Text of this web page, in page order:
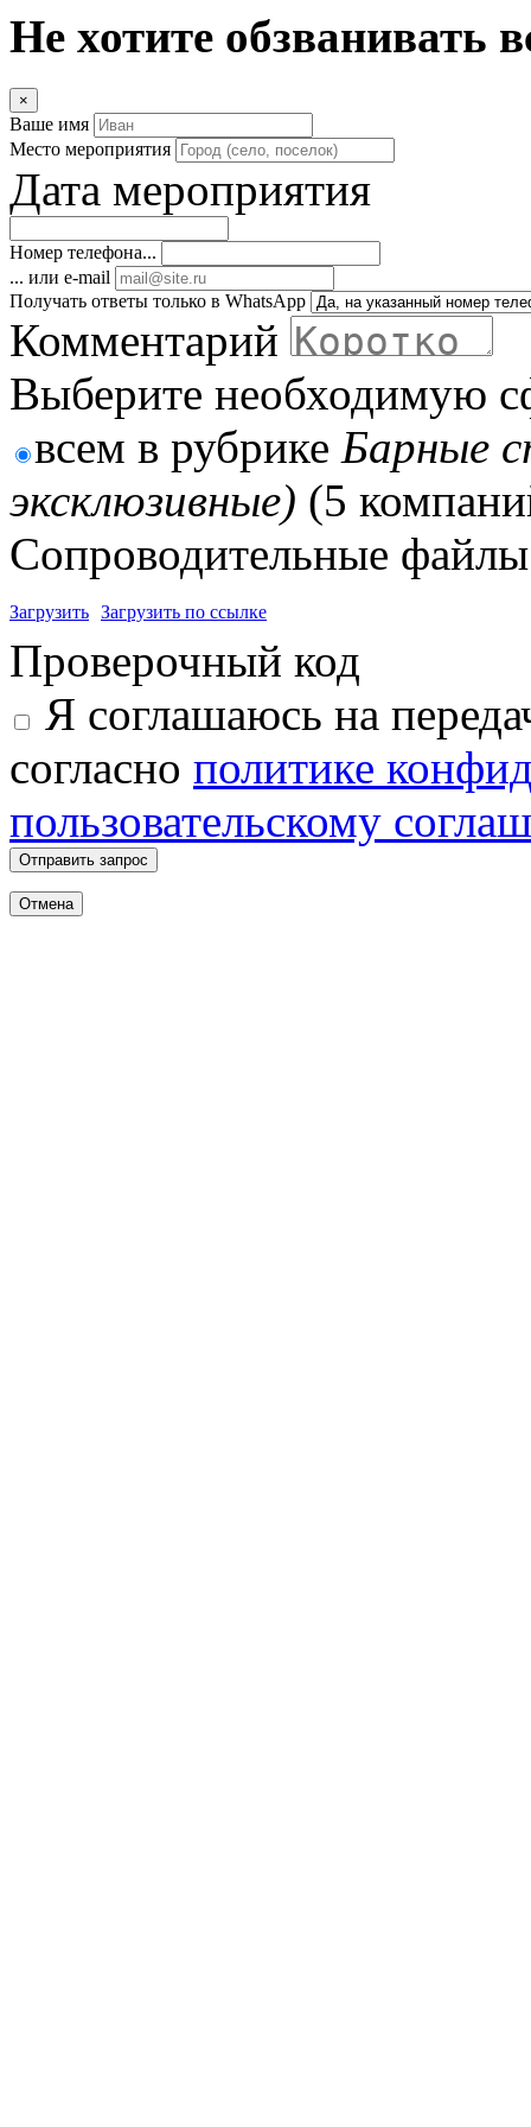
Не хотите обзванивать
×
Ваше имя
Место мероприятия
Дата мероприятия
Номер телефона...
... или e-mail
Получать ответы только в WhatsApp
Комментарий
Выберите необходимую
всем в рубрике Барные
эксклюзивные) (5
Сопроводительные
Загрузить Загрузить по ссылке
Проверочный код
Я соглашаюсь на
согласно политике
пользовательскому
Отправить запрос
Отмена